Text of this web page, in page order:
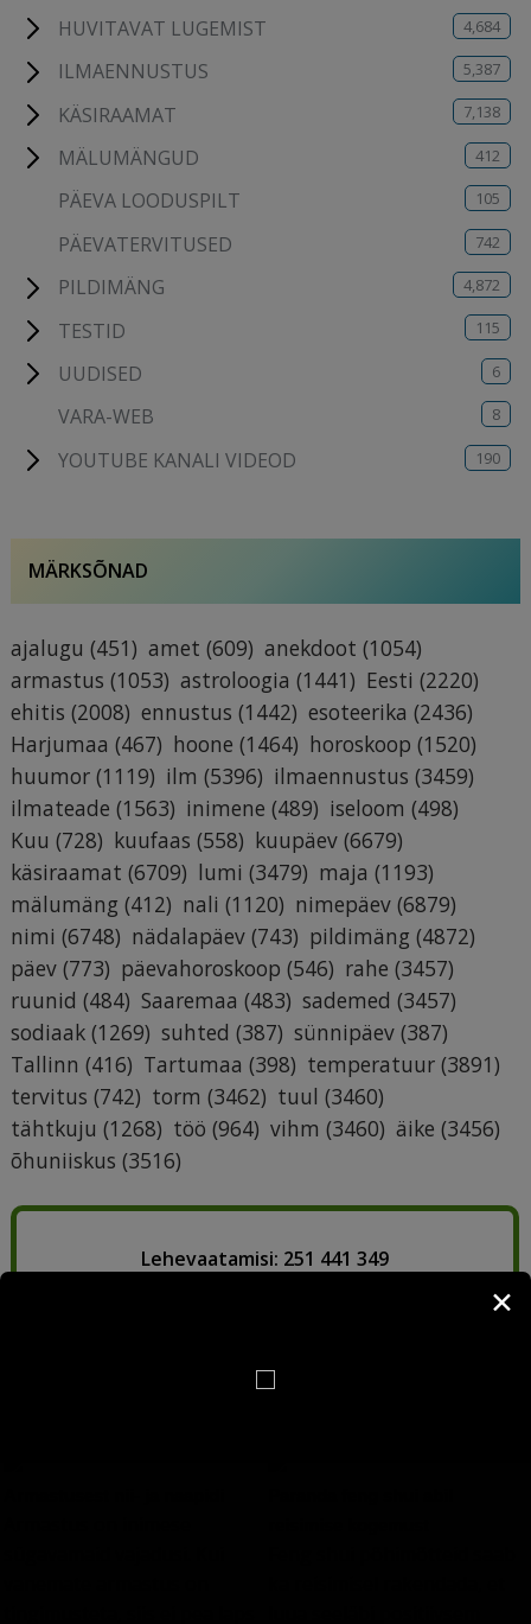
HUVITAVAT LUGEMIST 4,684
ILMAENNUSTUS 5,387
KÄSIRAAMAT 7,138
MÄLUMÄNGUD 412
PÄEVA LOODUSPILT 105
PÄEVATERVITUSED 742
PILDIMÄNG 4,872
TESTID 115
UUDISED 6
VARA-WEB 8
YOUTUBE KANALI VIDEOD 190
MÄRKSÕNAD
ajalugu (451) amet (609) anekdoot (1054)
armastus (1053) astroloogia (1441) Eesti (2220)
ehitis (2008) ennustus (1442) esoteerika (2436)
Harjumaa (467) hoone (1464) horoskoop (1520)
huumor (1119) ilm (5396) ilmaennustus (3459)
ilmateade (1563) inimene (489) iseloom (498)
Kuu (728) kuufaas (558) kuupäev (6679)
käsiraamat (6709) lumi (3479) maja (1193)
mälumäng (412) nali (1120) nimepäev (6879)
nimi (6748) nädalapäev (743) pildimäng (4872)
päev (773) päevahoroskoop (546) rahe (3457)
ruunid (484) Saaremaa (483) sademed (3457)
sodiaak (1269) suhted (387) sünnipäev (387)
Tallinn (416) Tartumaa (398) temperatuur (3891)
tervitus (742) torm (3462) tuul (3460)
tähtkuju (1268) töö (964) vihm (3460) äike (3456)
õhuniiskus (3516)
Lehevaatamisi: 251 441 349
✕